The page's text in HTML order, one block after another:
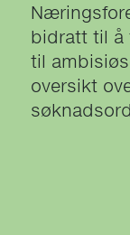
bidratt til å
til
oversikt